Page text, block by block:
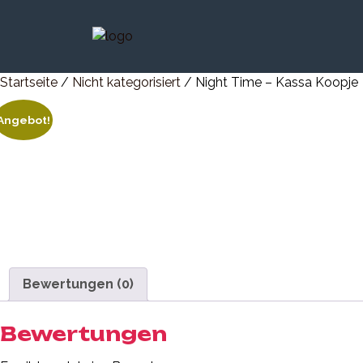
Startseite / Nicht kategorisiert / Night Time – Kassa Koopje
Bewertungen (0)
Bewertungen